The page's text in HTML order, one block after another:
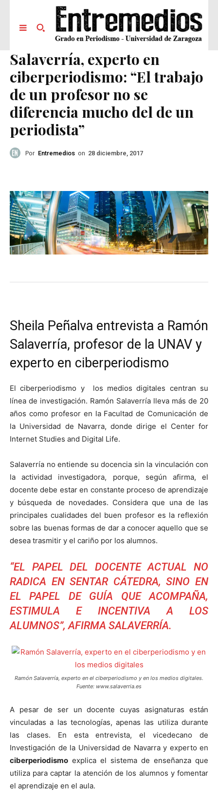
Salaverría, experto en
ciberperiodismo: “El trabajo
de un profesor no se
diferencia mucho del de un
periodista”
Por Entremedios on 28 diciembre, 2017
Sheila Peñalva entrevista a Ramón
Salaverría, profesor de la UNAV y
experto en ciberperiodismo
El ciberperiodismo y los medios digitales centran su
línea de investigación. Ramón Salaverría lleva más de 20
años como profesor en la Facultad de Comunicación de
la Universidad de Navarra, donde dirige el Center for
Internet Studies and Digital Life.
Salaverría no entiende su docencia sin la vinculación con
la actividad investigadora, porque, según afirma, el
docente debe estar en constante proceso de aprendizaje
y búsqueda de novedades. Considera que una de las
principales cualidades del buen profesor es la reflexión
sobre las buenas formas de dar a conocer aquello que se
desea trasmitir y el cariño por los alumnos.
“EL PAPEL DEL DOCENTE ACTUAL NO
RADICA EN SENTAR CÁTEDRA, SINO EN
EL PAPEL DE GUÍA QUE ACOMPAÑA,
ESTIMULA E INCENTIVA A LOS
ALUMNOS”, AFIRMA SALAVERRÍA.
Ramón Salaverría, experto en el ciberperiodismo y en los medios digitales.
Fuente: www.salaverria.es
A pesar de ser un docente cuyas asignaturas están
vinculadas a las tecnologías, apenas las utiliza durante
las clases. En esta entrevista, el vicedecano de
Investigación de la Universidad de Navarra y experto en
ciberperiodismo explica el sistema de enseñanza que
utiliza para captar la atención de los alumnos y fomentar
el aprendizaje en el aula.